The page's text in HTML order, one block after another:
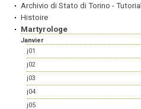
Archivio di Stato di Torino - Tutorial
Histoire
Martyrologe
Janvier
j01
j02
j03
j04
j05